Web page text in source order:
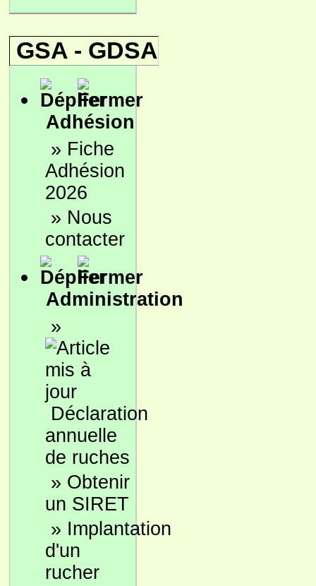
GSA - GDSA
Adhésion
» Fiche
Adhésion
2026
» Nous
contacter
Administration
»
Déclaration
annuelle
de ruches
» Obtenir
un SIRET
» Implantation
d'un
rucher